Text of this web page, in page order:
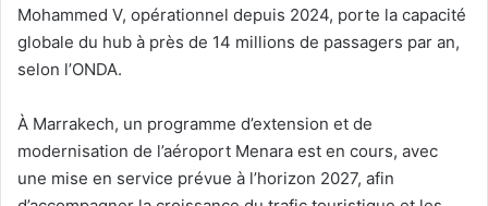
Mohammed V, opérationnel depuis 2024, porte la capacité
globale du hub à près de 14 millions de passagers par an,
selon l’ONDA.
À Marrakech, un programme d’extension et de
modernisation de l’aéroport Menara est en cours, avec
une mise en service prévue à l’horizon 2027, afin